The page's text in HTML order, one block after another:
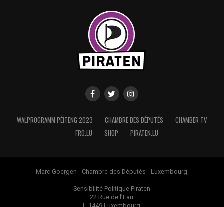
WALPROGRAMM PÉITENG 2023 CHAMBRE DES DÉPUTÉS
CHAMBER TV
FRO.LU
SHOP PIRATEN.LU
Marc Goergen - Chambre des Députés - Luxembourg
Sensibilité Politique Piraten
22 Rue de l’Eau